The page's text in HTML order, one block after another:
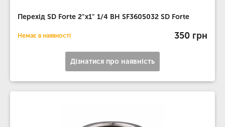
Перехід SD Forte 2"х1" 1/4 ВН SF3605032 SD Forte
Немає в наявності 350 грн
Дізнатися про наявність